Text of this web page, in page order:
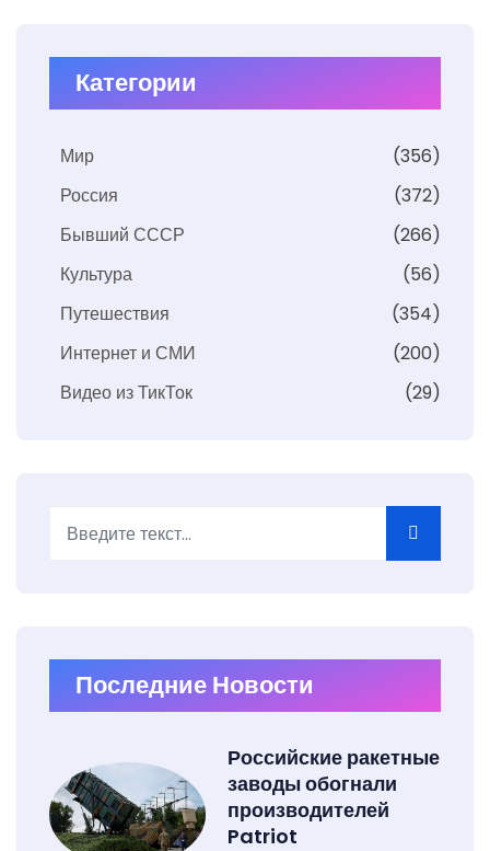
Категории
Мир
(356)
Россия
(372)
Бывший СССР
(266)
Культура
(56)
Путешествия
(354)
Интернет и СМИ
(200)
Видео из ТикТок
(29)
Последние Новости
Российские ракетные
заводы обогнали
производителей
Patriot